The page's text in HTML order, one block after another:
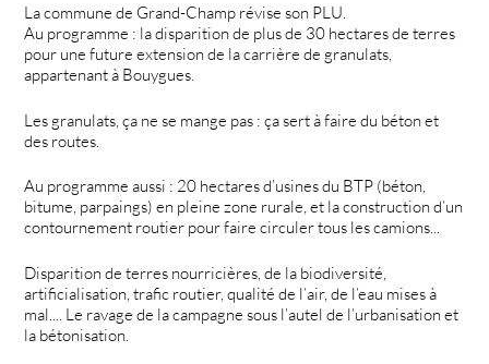
La commune de Grand-Champ révise son PLU.
Au programme : la disparition de plus de 30 hectares de terres
pour une future extension de la carrière de granulats,
appartenant à Bouygues.
Les granulats, ça ne se mange pas : ça sert à faire du béton et
des routes.
Au programme aussi : 20 hectares d’usines du BTP (béton,
bitume, parpaings) en pleine zone rurale, et la construction d’un
contournement routier pour faire circuler tous les camions...
Disparition de terres nourricières, de la biodiversité,
artificialisation, trafic routier, qualité de l’air, de l’eau mises à
mal.... Le ravage de la campagne sous l’autel de l’urbanisation et
la bétonisation.